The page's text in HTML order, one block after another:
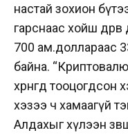
настай зохион
гарснаас хойш
700 ам.доллараас
байна.
хөрөнгөд
хэзээ ч хамаагүй
Алдахыг хүлээн